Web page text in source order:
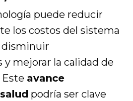
puede reducir
los costos del sistema
disminuir
y mejorar la calidad de
avance
podría ser clave